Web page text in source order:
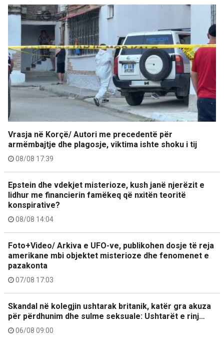
Vrasja në Korçë/ Autori me precedentë për
armëmbajtje dhe plagosje, viktima ishte shoku i tij
08/08 17:39
Epstein dhe vdekjet misterioze, kush janë njerëzit e
lidhur me financierin famëkeq që nxitën teoritë
konspirative?
08/08 14:04
Foto+Video/ Arkiva e UFO-ve, publikohen dosje të reja
amerikane mbi objektet misterioze dhe fenomenet e
pazakonta
07/08 17:03
Skandal në kolegjin ushtarak britanik, katër gra akuza
për përdhunim dhe sulme seksuale: Ushtarët e rinj…
06/08 09:00